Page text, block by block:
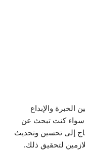
والإبداع
سواء كنت تبحث عن
إلى تحسين وتحديث
لتحقيق ذلك.